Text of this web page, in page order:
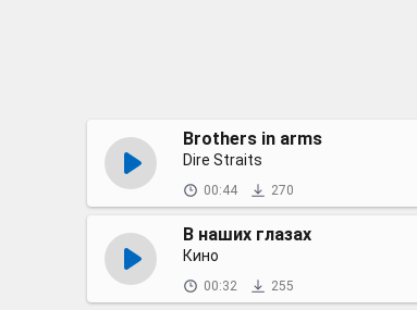
Brothers in arms
Dire Straits
00:44 270
В наших глазах
Кино
00:32 255